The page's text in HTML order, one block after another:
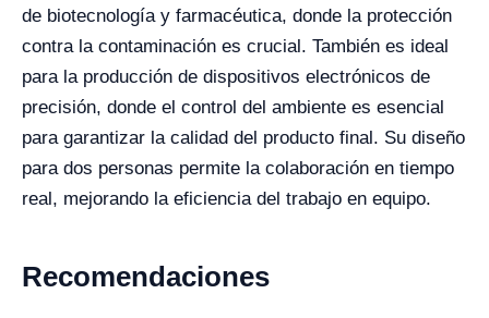
de biotecnología y farmacéutica, donde la protección
contra la contaminación es crucial. También es ideal
para la producción de dispositivos electrónicos de
precisión, donde el control del ambiente es esencial
para garantizar la calidad del producto final. Su diseño
para dos personas permite la colaboración en tiempo
real, mejorando la eficiencia del trabajo en equipo.
Recomendaciones